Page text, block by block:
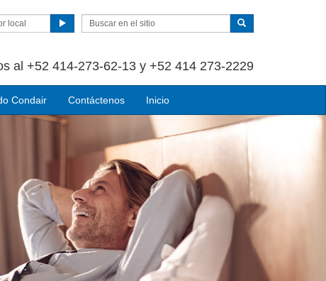
local
al +52 414-273-62-13 y +52 414 273-2229
Condair Contáctenos Inicio